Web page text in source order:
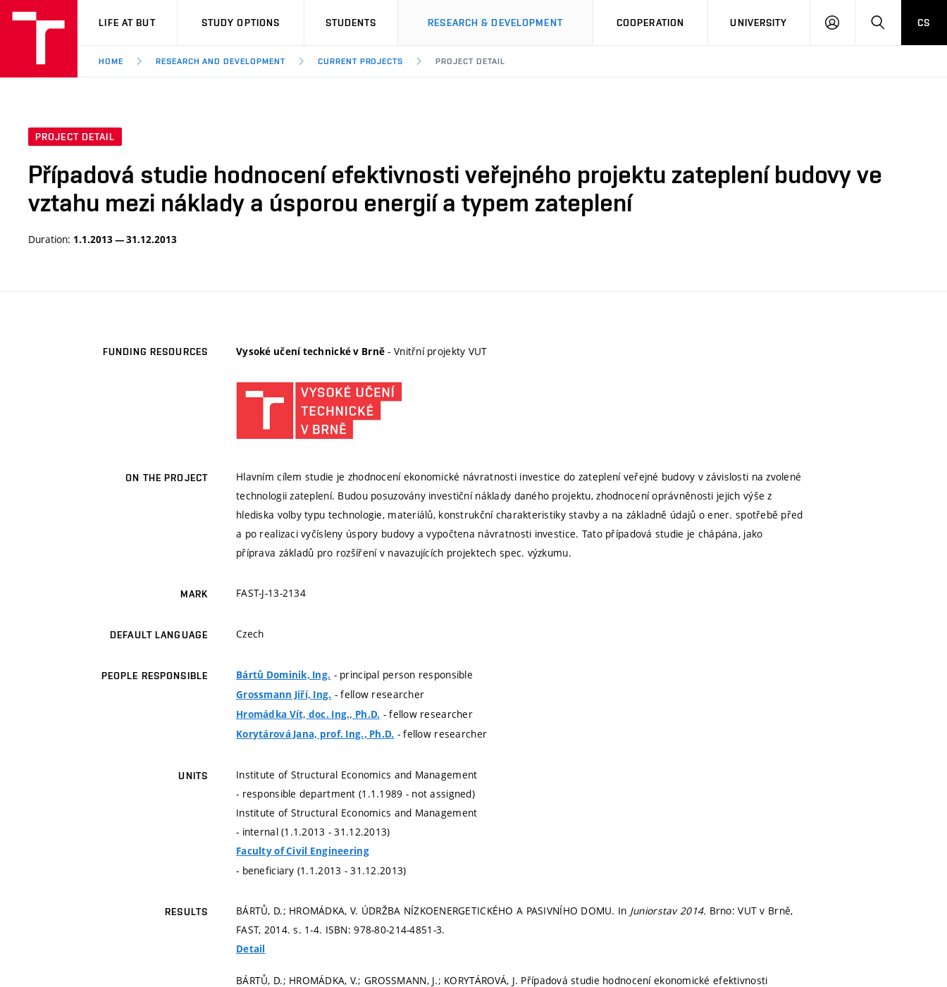
VUT
LIFE AT BUT STUDY OPTIONS STUDENTS RESEARCH & DEVELOPMENT COOPERATION UNIVERSITY
LOG
SEARCHCS
HOME RESEARCH AND DEVELOPMENT CURRENT PROJECTS PROJECT DETAIL
PROJECT DETAIL
Případová studie hodnocení efektivnosti veřejného projektu zateplení budovy ve
vztahu mezi náklady a úsporou energií a typem zateplení
Duration: 1.1.2013 — 31.12.2013
FUNDING RESOURCES Vysoké učení technické v Brně - Vnitřní projekty VUT
ON THE PROJECT
Hlavním cílem studie je zhodnocení ekonomické návratnosti investice do zateplení veřejné budovy v závislosti na zvolené
technologii zateplení. Budou posuzovány investiční náklady daného projektu, zhodnocení oprávněnosti jejich výše z
hlediska volby typu technologie, materiálů, konstrukční charakteristiky stavby a na základně údajů o ener. spotřebě před
a po realizaci vyčísleny úspory budovy a vypočtena návratnosti investice. Tato případová studie je chápána, jako
příprava základů pro rozšíření v navazujících projektech spec. výzkumu.
MARK FAST-J-13-2134
DEFAULT LANGUAGE Czech
PEOPLE RESPONSIBLE Bártů Dominik, Ing. - principal person responsible
Grossmann Jiří, Ing. - fellow researcher
Hromádka Vít, doc. Ing., Ph.D. - fellow researcher
Korytárová Jana, prof. Ing., Ph.D. - fellow researcher
UNITS
Institute of Structural Economics and Management
- responsible department (1.1.1989 - not assigned)
Institute of Structural Economics and Management
- internal (1.1.2013 - 31.12.2013)
Faculty of Civil Engineering
- beneficiary (1.1.2013 - 31.12.2013)
RESULTS BÁRTŮ, D.; HROMÁDKA, V. ÚDRŽBA NÍZKOENERGETICKÉHO A PASIVNÍHO DOMU. In Juniorstav 2014. Brno: VUT v Brně,
FAST, 2014.s. 1-4. ISBN: 978-80-214-4851-3.
Detail
BÁRTŮ, D.; HROMÁDKA, V.; GROSSMANN, J.; KORYTÁROVÁ, J. Případová studie hodnocení ekonomické efektivnosti